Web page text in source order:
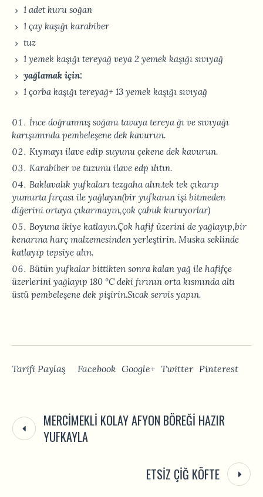
1 adet kuru soğan
1 çay kaşığı karabiber
tuz
1 yemek kaşığı tereyağ veya 2 yemek kaşığı sıvıyağ
yağlamak için:
1 çorba kaşığı tereyağ+ 13 yemek kaşığı sıvıyağ
İnce doğranmış soğanı tavaya tereya ğı ve sıvıyağı
karışımında pembeleşene dek kavurun.
Kıymayı ilave edip suyunu çekene dek kavurun.
Karabiber ve tuzunu ilave edp ılıtın.
Baklavalık yufkaları tezgaha alın.tek tek çıkarıp
yumurta fırçası ile yağlayın(bir yufkanın işi bitmeden
diğerini ortaya çıkarmayın,çok çabuk kuruyorlar)
Boyuna ikiye katlayın.Çok hafif üzerini de yağlayıp,bir
kenarına harç malzemesinden yerleştirin. Muska seklinde
katlayıp tepsiye alın.
Bütün yufkalar bittikten sonra kalan yağ ile hafifçe
üzerlerini yağlayıp 180 °C deki fırının orta kısmında altı
üstü pembeleşene dek pişirin.Sıcak servis yapın.
Tarifi Paylaş Facebook Google+ Twitter Pinterest
MERCIMEKLI KOLAY AFYON BÖREĞI HAZIR
YUFKAYLA
ETSIZ ÇIĞ KÖFTE